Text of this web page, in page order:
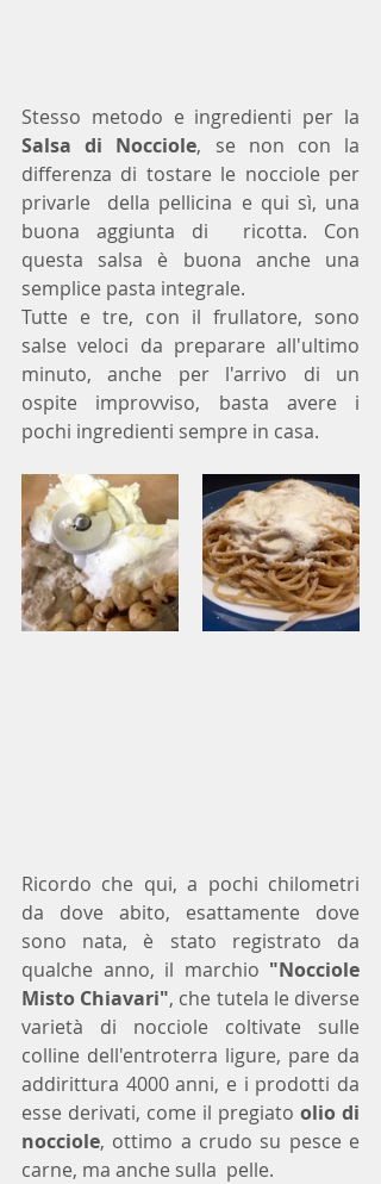
Salsa di Nocciole, se non con la
differenza di tostare le nocciole per
privarle  della pellicina e qui sì, una
buona aggiunta di  ricotta. Con
questa salsa è buona anche una
semplice pasta integrale.
Tutte e tre, con il frullatore, sono
salse veloci da preparare all'ultimo
minuto, anche per l'arrivo di un
ospite improvviso, basta avere i
pochi ingredienti sempre in casa.
Ricordo che qui, a pochi chilometri
da dove abito, esattamente dove
sono nata, è stato registrato da
qualche anno, il marchio "Nocciole
Misto Chiavari", che tutela le diverse
varietà di nocciole coltivate sulle
colline dell'entroterra ligure, pare da
addirittura 4000 anni, e i prodotti da
esse derivati, come il pregiato olio di
nocciole, ottimo a crudo su pesce e
carne, ma anche sulla  pelle.